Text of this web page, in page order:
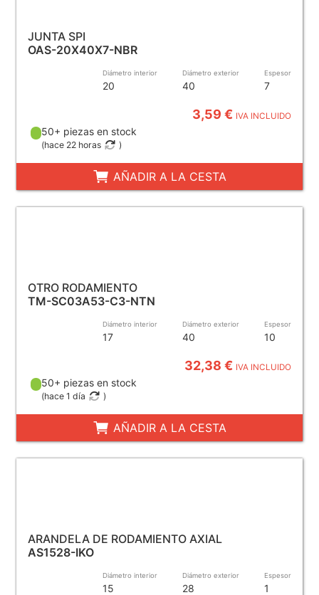
JUNTA SPI
OAS-20X40X7-NBR
Diámetro interior
20
Diámetro exterior
40
Espesor
7
3,59 € IVA INCLUIDO
50+ piezas en stock
(hace 22 horas )
AÑADIR A LA CESTA
OTRO RODAMIENTO
TM-SC03A53-C3-NTN
Diámetro interior
17
Diámetro exterior
40
Espesor
10
32,38 € IVA INCLUIDO
50+ piezas en stock
(hace 1 día )
AÑADIR A LA CESTA
ARANDELA DE RODAMIENTO AXIAL
AS1528-IKO
Diámetro interior
15
Diámetro exterior
28
Espesor
1